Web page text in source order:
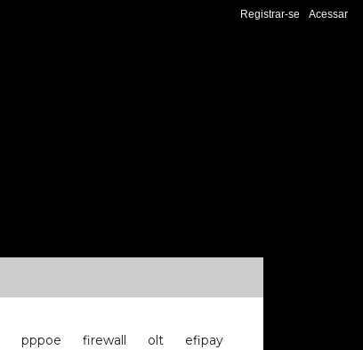
Registrar-se Acessar
pppoe firewall olt
efipay